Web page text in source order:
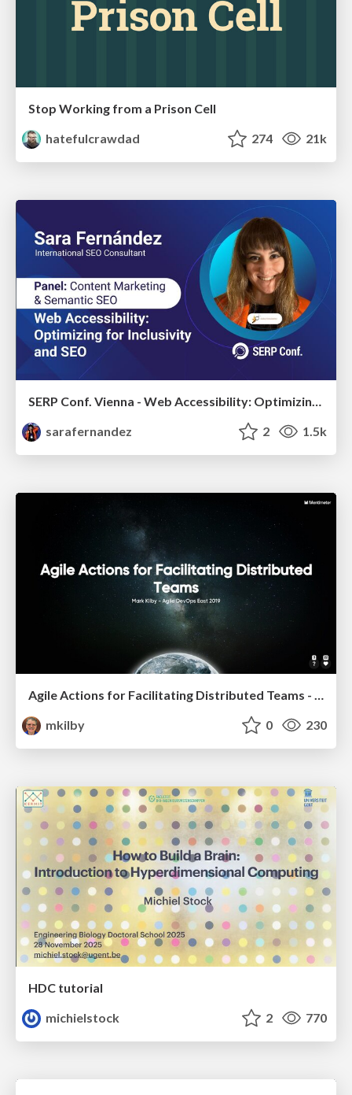
Stop Working from a Prison Cell
hatefulcrawdad
274 21k
SERP Conf. Vienna - Web Accessibility: Optimizing for Inclusivity and SEO
sarafernandez
2 1.5k
Agile Actions for Facilitating Distributed Teams - ADO2019
mkilby
0 230
HDC tutorial
michielstock
2 770